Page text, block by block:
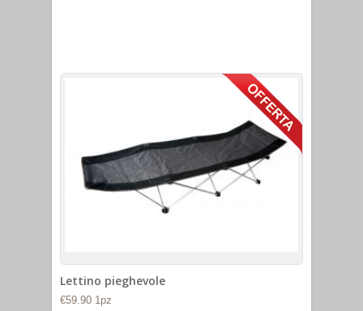
Lettino pieghevole
€59.90 1pz